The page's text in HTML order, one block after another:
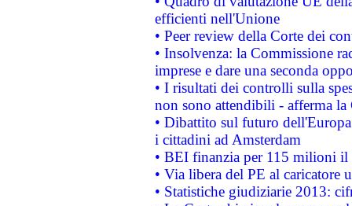
efficienti nell'Unione
• Peer review della Corte dei
• Insolvenza: la Commissione
imprese e dare una seconda
• I risultati dei controlli sulla
non sono attendibili - afferma la
• Dibattito sul futuro
i cittadini ad Amsterdam
• BEI finanzia per 115 milioni
• Via libera del PE al caricatore
• Statistiche giudiziarie 2013: